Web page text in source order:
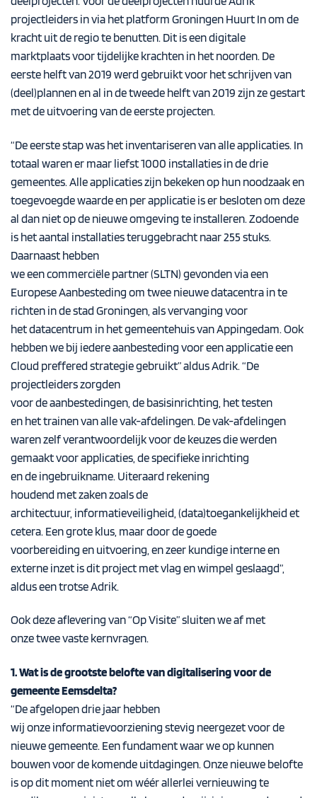
projectleiders in via het platform Groningen Huurt In om de
kracht uit de regio te benutten. Dit is een digitale
marktplaats voor tijdelijke krachten in het noorden. De
eerste helft van 2019 werd gebruikt voor het schrijven van
(deel)plannen en al in de tweede helft van 2019 zijn ze gestart
met de uitvoering van de eerste projecten.
“De eerste stap was het inventariseren van alle applicaties. In
totaal waren er maar liefst 1000 installaties in de drie
gemeentes. Alle applicaties zijn bekeken op hun noodzaak en
toegevoegde waarde en per applicatie is er besloten om deze
al dan niet op de nieuwe omgeving te installeren. Zodoende
is het aantal installaties teruggebracht naar 255 stuks.
Daarnaast hebben
we een commerciële partner (SLTN) gevonden via een
Europese Aanbesteding om twee nieuwe datacentra in te
richten in de stad Groningen, als vervanging voor
het datacentrum in het gemeentehuis van Appingedam. Ook
hebben we bij iedere aanbesteding voor een applicatie een
Cloud preffered strategie gebruikt” aldus Adrik. “De
projectleiders zorgden
voor de aanbestedingen, de basisinrichting, het testen
en het trainen van alle vak-afdelingen. De vak-afdelingen
waren zelf verantwoordelijk voor de keuzes die werden
gemaakt voor applicaties, de specifieke inrichting
en de ingebruikname. Uiteraard rekening
houdend met zaken zoals de
architectuur, informatieveiligheid, (data)toegankelijkheid et
cetera. Een grote klus, maar door de goede
voorbereiding en uitvoering, en zeer kundige interne en
externe inzet is dit project met vlag en wimpel geslaagd”,
aldus een trotse Adrik.
Ook deze aflevering van “Op Visite” sluiten we af met
onze twee vaste kernvragen.
1. Wat is de grootste belofte van digitalisering voor de
gemeente Eemsdelta?
“De afgelopen drie jaar hebben
wij onze informatievoorziening stevig neergezetvoor de
nieuwe gemeente. Een fundament waar we op kunnen
bouwen voor de komende uitdagingen.Onze nieuwe belofte
isop dit moment niet om wéér allerlei vernieuwing te